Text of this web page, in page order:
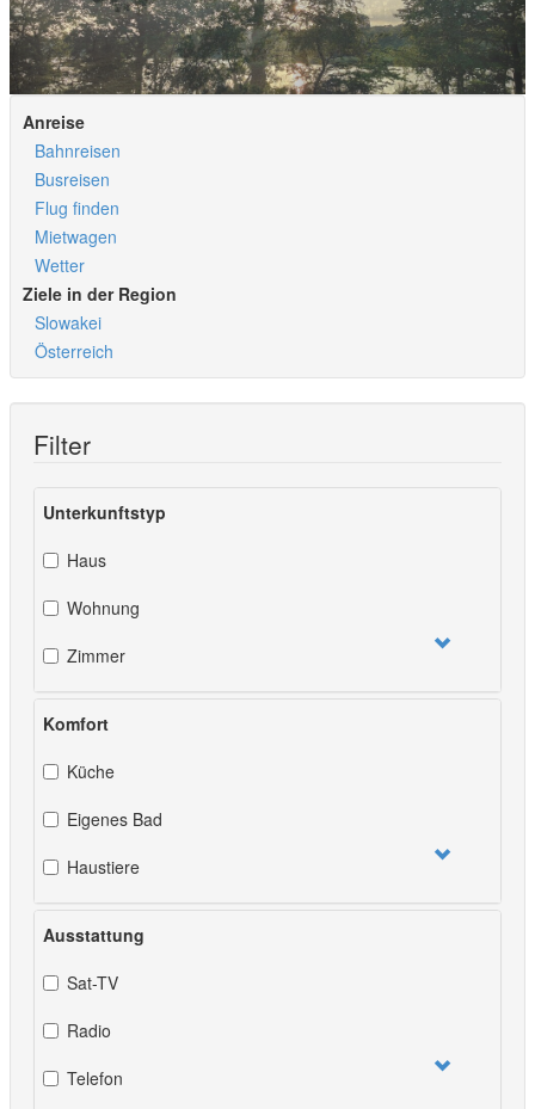
Anreise
Bahnreisen
Busreisen
Flug finden
Mietwagen
Wetter
Ziele in der Region
Slowakei
Österreich
Filter
Unterkunftstyp
Haus
Wohnung
Zimmer
Komfort
Küche
Eigenes Bad
Haustiere
Ausstattung
Sat-TV
Radio
Telefon